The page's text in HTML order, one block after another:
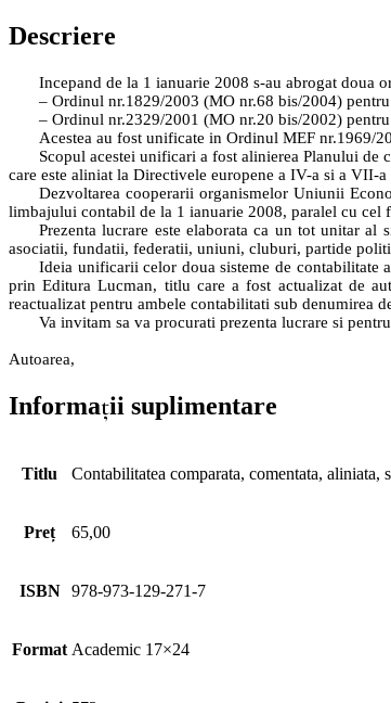
Descriere
Incepand de la 1 ianuarie 2008 s-au abrogat doua
– Ordinul nr.1829/2003 (MO nr.68 bis/2004)
– Ordinul nr.2329/2001 (MO nr.20 bis/2002)
Acestea au fost unificate in Ordinul MEF nr.1969/
Scopul acestei unificari a fost alinierea Planului
care este aliniat la Directivele europene a IV-a si a VII-
Dezvoltarea cooperarii organismelor Uniunii
limbajului contabil de la 1 ianuarie 2008, paralel cu cel
Prezenta lucrare este elaborata ca un tot unitar
asociatii, fundatii, federatii, uniuni, cluburi, partide
Ideia unificarii celor doua sisteme de contabilitate
prin Editura Lucman, titlu care a fost actualizat de
reactualizat pentru ambele contabilitati sub denumirea
Va invitam sa va procurati prezenta lucrare si
Autoarea,
Informații suplimentare
Titlu Contabilitatea comparata, comentata,
Preț 65,00
ISBN 978-973-129-271-7
Format Academic 17×24